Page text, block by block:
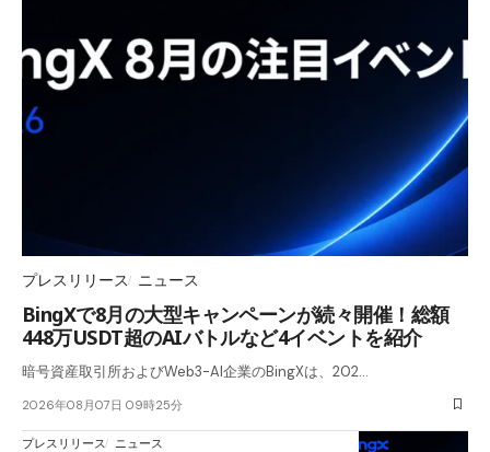
プレスリリース ニュース
BingXで8月の大型キャンペーンが続々開催！総額
448万USDT超のAIバトルなど4イベントを紹介
暗号資産取引所およびWeb3-AI企業のBingXは、202…
2026年08月07日 09時25分
プレスリリース ニュース